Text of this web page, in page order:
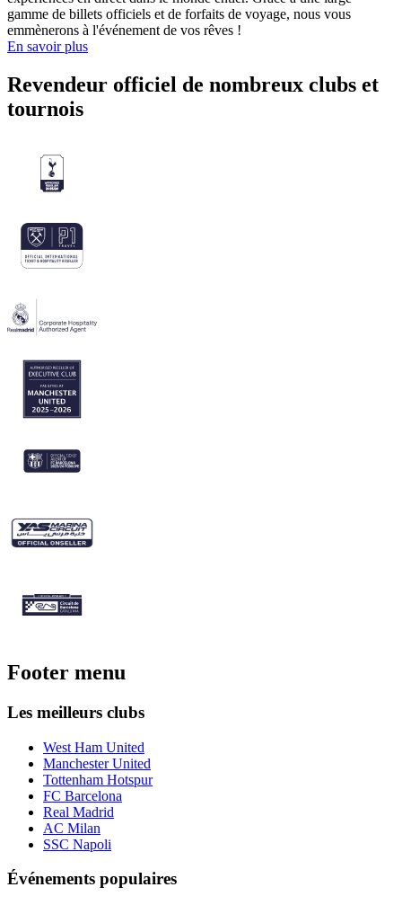
gamme de billets officiels et de forfaits de voyage, nous vous
emmènerons à l'événement de vos rêves !
En savoir plus
Revendeur officiel de nombreux clubs et
tournois
Footer menu
Les meilleurs clubs
West Ham United
Manchester United
Tottenham Hotspur
FC Barcelona
Real Madrid
AC Milan
SSC Napoli
Événements populaires